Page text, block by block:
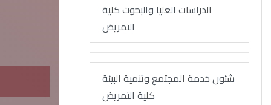
برئاسة د. دعاء كامل
الدراسات العليا والبحوث كلية
التمريض
شئون خدمة المجتمع وتنمية البيئة
كلية التمريض